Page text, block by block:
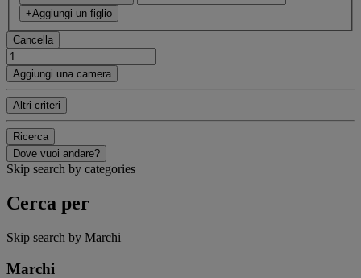
+Aggiungi un figlio
Cancella
Aggiungi una camera
Altri criteri
Ricerca
Dove vuoi andare?
Skip search by categories
Cerca per
Skip search by Marchi
Marchi